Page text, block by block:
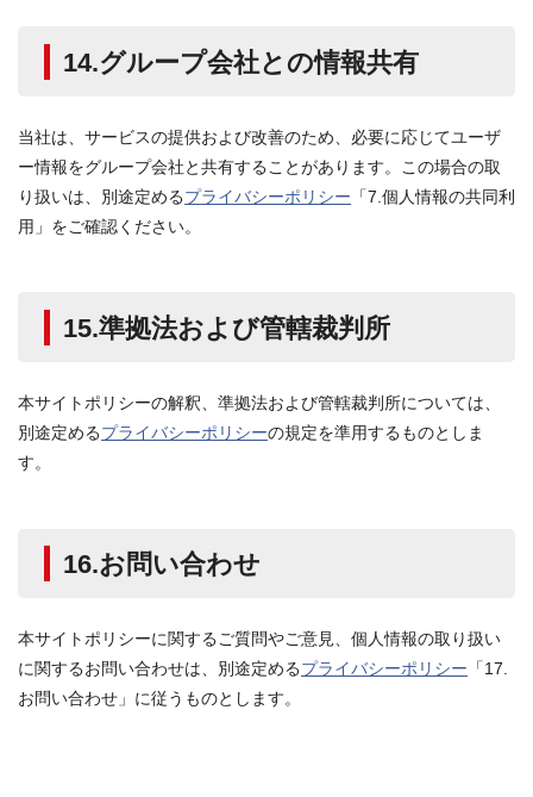
14.グループ会社との情報共有
当社は、サービスの提供および改善のため、必要に応じてユーザ
ー情報をグループ会社と共有することがあります。この場合の取
り扱いは、別途定めるプライバシーポリシー 「7.個人情報の共同利
用」をご確認ください。
15.準拠法および管轄裁判所
本サイトポリシーの解釈、準拠法および管轄裁判所については、
別途定めるプライバシーポリシーの規定を準用するものとしま
す。
16.お問い合わせ
本サイトポリシーに関するご質問やご意見、個人情報の取り扱い
に関するお問い合わせは、別途定めるプライバシーポリシー 「17.
お問い合わせ」に従うものとします。